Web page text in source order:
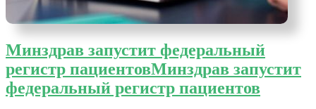
Минздрав запустит федеральный
регистр пациентовМинздрав запустит
федеральный регистр пациентов